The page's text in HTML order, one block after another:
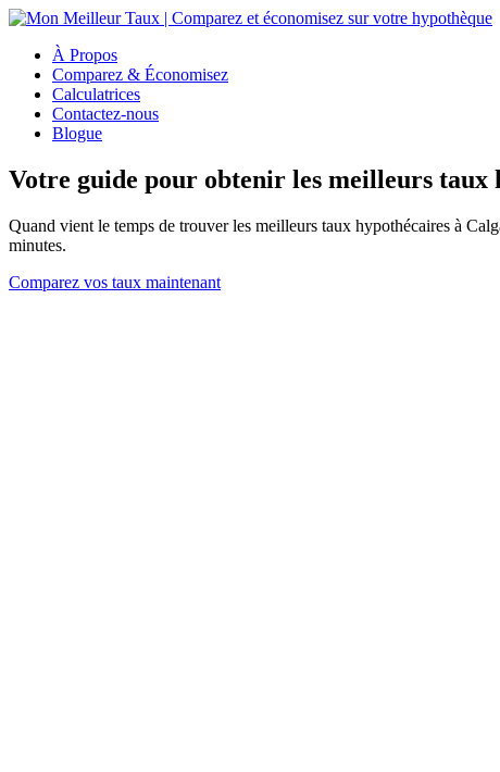
À Propos
Comparez & Économisez
Calculatrices
Contactez-nous
Blogue
Votre guide pour obtenir les meilleurs taux
Quand vient le temps de trouver les meilleurs taux hypothécaires à
minutes.
Comparez vos taux maintenant